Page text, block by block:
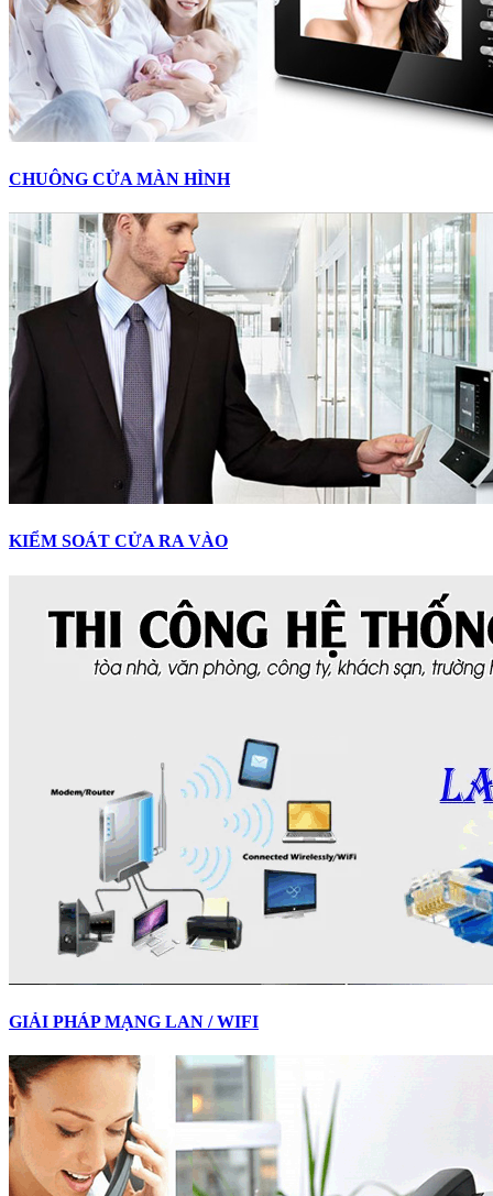
CHUÔNG CỬA MÀN HÌNH
KIỂM SOÁT CỬA RA VÀO
GIẢI PHÁP MẠNG LAN / WIFI